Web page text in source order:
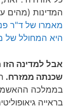
המדינות (מהים
מאמרו של ד"ר
היא המחולל של
אבל למדינה
שכנתה ממזרח.
בממלכה
בראייה